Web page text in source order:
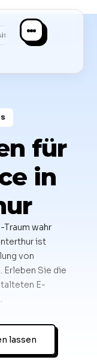
Planbare
für
in
Traum wahr
ist
von
Erleben Sie die
E-
lassen